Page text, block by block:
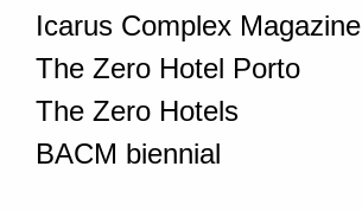
Icarus Complex Magazine
The Zero Hotel Porto
The Zero Hotels
BACM biennial